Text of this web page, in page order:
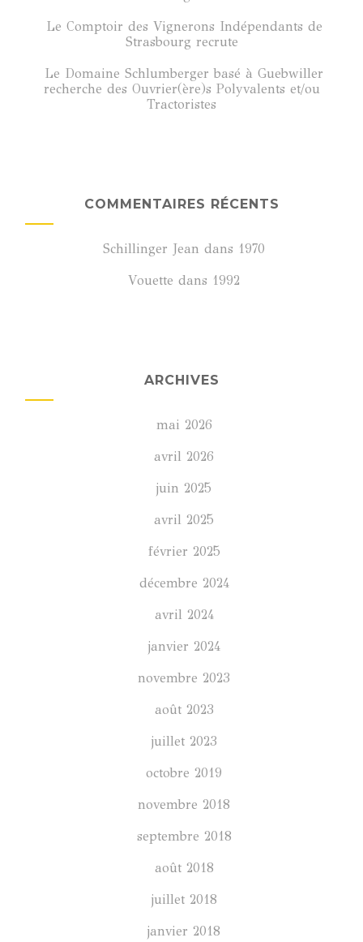
Le Comptoir des Vignerons Indépendants de
Strasbourg recrute
Le Domaine Schlumberger basé à Guebwiller
recherche des Ouvrier(ère)s Polyvalents et/ou
Tractoristes
COMMENTAIRES RÉCENTS
Schillinger Jean dans 1970
Vouette dans 1992
ARCHIVES
mai 2026
avril 2026
juin 2025
avril 2025
février 2025
décembre 2024
avril 2024
janvier 2024
novembre 2023
août 2023
juillet 2023
octobre 2019
novembre 2018
septembre 2018
août 2018
juillet 2018
janvier 2018